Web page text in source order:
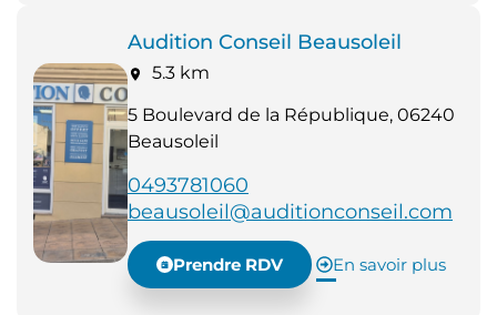
Audition Conseil Beausoleil
5.3 km
5 Boulevard de la République, 06240
Beausoleil
0493781060
beausoleil@auditionconseil.com
Prendre RDV En savoir plus